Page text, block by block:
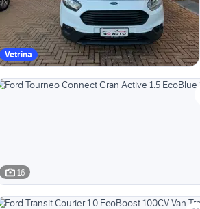
Vetrina
16